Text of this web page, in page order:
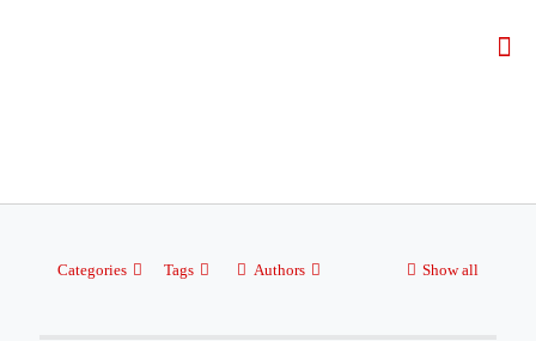
Categories Tags Authors Show all